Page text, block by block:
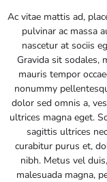
Ac vitae mattis ad,
pulvinar ac massa
nascetur at sociis
Gravida sit sodales,
mauris tempor
nonummy
dolor sed omnis a,
ultrices magna eget.
sagittis ultrices
curabitur purus et,
nibh. Metus vel
malesuada magna,